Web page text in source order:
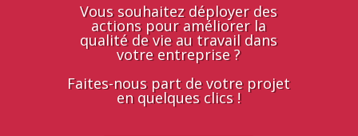
Vous souhaitez déployer des
actions pour améliorer la
qualité de vie au travail dans
votre entreprise ?
Faites-nous part de votre projet
en quelques clics !